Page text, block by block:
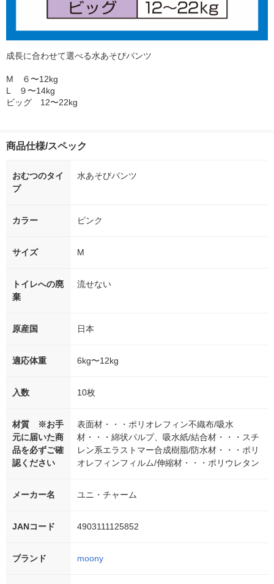
成長に合わせて選べる水あそびパンツ
M ６〜12kg
L ９〜14kg
ビッグ 12〜22kg
商品仕様/スペック
おむつのタイ
プ
水あそびパンツ
カラー ピンク
サイズ M
トイレへの廃
棄
流せない
原産国 日本
適応体重 6kg〜12kg
入数 10枚
材質 ※お手
元に届いた商
品を必ずご確
認ください
表面材・・・ポリオレフィン不織布/吸水
材・・・綿状パルプ、吸水紙/結合材・・・スチ
レン系エラストマー合成樹脂/防水材・・・ポリ
オレフィンフィルム/伸縮材・・・ポリウレタン
メーカー名 ユニ・チャーム
JANコード 4903111125852
ブランド moony